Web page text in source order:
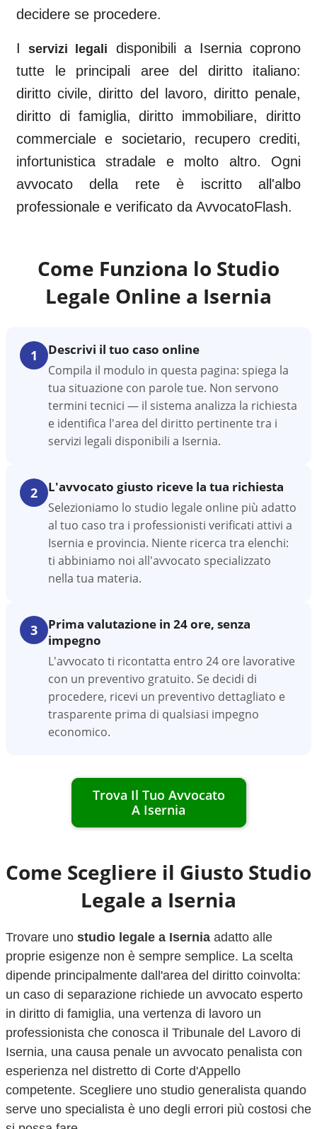
decidere se procedere.
Iservizi legali disponibili a Iserniacoprono
tutte le principali aree del diritto italiano:
diritto civile, diritto del lavoro, diritto penale,
diritto di famiglia, diritto immobiliare, diritto
commerciale e societario, recupero crediti,
infortunistica stradale e molto altro. Ogni
avvocato della rete è iscritto all'albo
professionale e verificato da AvvocatoFlash.
Come Funziona lo Studio
Legale Online a Isernia
1 Descrivi il tuo caso online
Compila il modulo in questa pagina: spiega la
tua situazione con parole tue. Non servono
termini tecnici — il sistema analizza la richiesta
e identifica l'area del diritto pertinente tra i
servizi legali disponibili a Isernia.
2 L'avvocato giusto riceve la tua richiesta
Selezioniamo lo studio legale online più adatto
al tuo caso tra i professionisti verificati attivi a
Isernia e provincia. Niente ricerca tra elenchi:
ti abbiniamo noi all'avvocato specializzato
nella tua materia.
3
Prima valutazione in 24 ore, senza
impegno
L'avvocato ti ricontatta entro 24 ore lavorative
con un preventivo gratuito. Se decidi di
procedere, ricevi un preventivo dettagliato e
trasparente prima di qualsiasi impegno
economico.
Trova Il Tuo Avvocato
A Isernia
Come Scegliere il Giusto Studio
Legale a Isernia
Trovare uno studio legale a Isernia adatto alle
proprie esigenze non è sempre semplice. La scelta
dipende principalmente dall'area del diritto coinvolta:
un caso di separazione richiede un avvocato esperto
in diritto di famiglia, una vertenza di lavoro un
professionista che conosca il Tribunale del Lavoro di
Isernia, una causa penale un avvocato penalista con
esperienza nel distretto di Corte d'Appello
competente. Scegliere uno studio generalista quando
serve uno specialista è uno degli errori più costosi che